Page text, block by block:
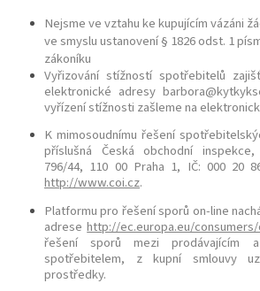
Nejsme ve vztahu ke kupujícím vázáni
ve smyslu ustanovení § 1826 odst. 1
zákoníku
Vyřizování stížností spotřebitelů
elektronické adresy barbora
vyřízení stížnosti zašleme na
K mimosoudnímu řešení
příslušná Česká obchodní
796/44, 110 00 Praha 1, IČ: 000 20
http://www.coi.cz.
Platformu pro řešení sporů on-line
adresehttp://ec.europa.eu/
řešení sporů mezi prodávajícím
spotřebitelem, z kupní smlouvy
prostředky.